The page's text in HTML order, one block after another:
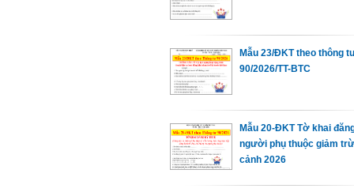
Mẫu 23/ĐKT theo thông
90/2026/TT-BTC
Mẫu 20-ĐKT Tờ khai
người phụ thuộc giảm
cảnh 2026